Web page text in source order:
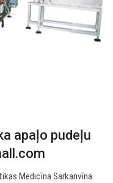
apaļo pudeļu
Medicīna Sarkanvīna